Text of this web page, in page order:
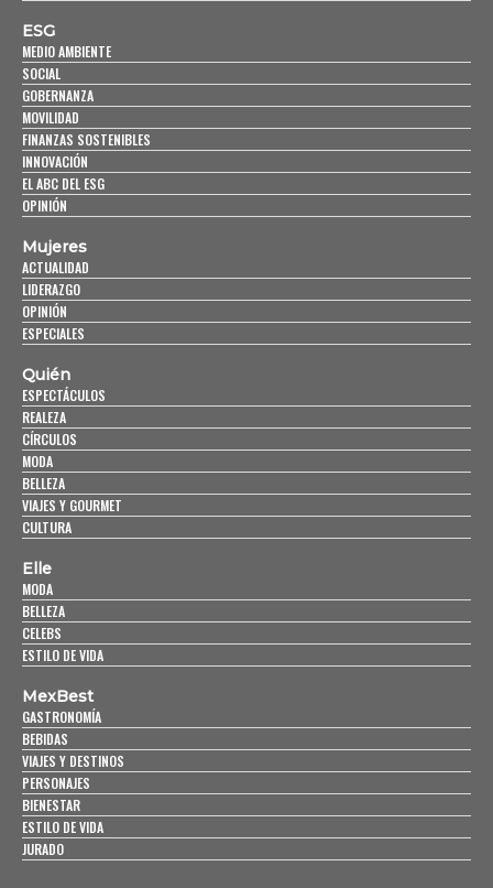
ESG
MEDIO AMBIENTE
SOCIAL
GOBERNANZA
MOVILIDAD
FINANZAS SOSTENIBLES
INNOVACIÓN
EL ABC DEL ESG
OPINIÓN
Mujeres
ACTUALIDAD
LIDERAZGO
OPINIÓN
ESPECIALES
Quién
ESPECTÁCULOS
REALEZA
CÍRCULOS
MODA
BELLEZA
VIAJES Y GOURMET
CULTURA
Elle
MODA
BELLEZA
CELEBS
ESTILO DE VIDA
MexBest
GASTRONOMÍA
BEBIDAS
VIAJES Y DESTINOS
PERSONAJES
BIENESTAR
ESTILO DE VIDA
JURADO